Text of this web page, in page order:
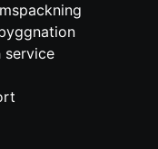
service